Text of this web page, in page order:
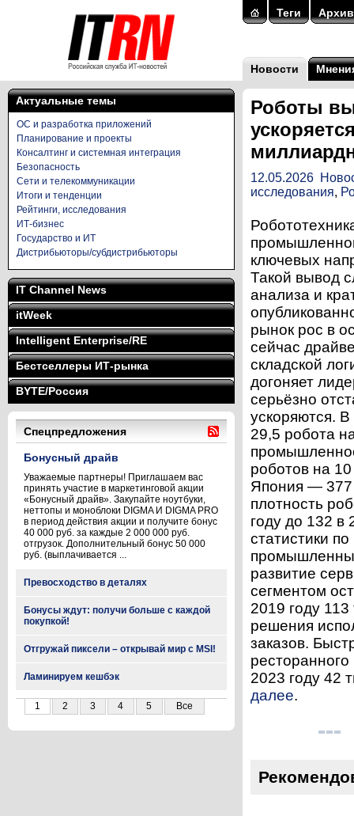
Теги Архив
Новости
Актуальные темы
ОС и разработка приложений
Планирование и проекты
Консалтинг и системная интеграция
Безопасность
Сети и телекоммуникации
Итоги и тенденции
Рейтинги, исследования
ИТ-бизнес
Государство и ИТ
Дистрибьюторы/субдистрибьюторы
IT Channel News
itWeek
Intelligent Enterprise/RE
Бестселлеры ИТ-рынка
BYTE/Россия
Спецпредложения
Бонусный драйв
Уважаемые партнеры! Приглашаем вас
принять участие в маркетинговой акции
«Бонусный драйв». Закупайте ноутбуки,
неттопы и моноблоки DIGMA И DIGMA PRO
в период действия акции и получите бонус
40 000 руб. за каждые 2 000 000 руб.
отгрузок. Дополнительный бонус 50 000
руб. (выплачивается ...
Превосходство в деталях
Бонусы ждут: получи больше с каждой
покупкой!
Отгружай пиксели – открывай мир с MSI!
Ламинируем кешбэк
1 2 3 4 5 Все
Роботы
12.05.2026
исследования,
ключевых
Такой вывод
анализа и
рынок рос в
сейчас
складской
догоняет
серьёзно
ускоряются.
29,5 робота
роботов на
Япония —
плотность
году до 132 в
статистики
развитие
сегментом
2019 году
решения
заказов.
2023 году 42
далее.